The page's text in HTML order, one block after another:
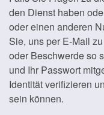
den Dienst haben
oder einen anderen
Sie, uns per E-Mail
oder Beschwerde so
und Ihr Passwort
Identität verifizieren
sein können.